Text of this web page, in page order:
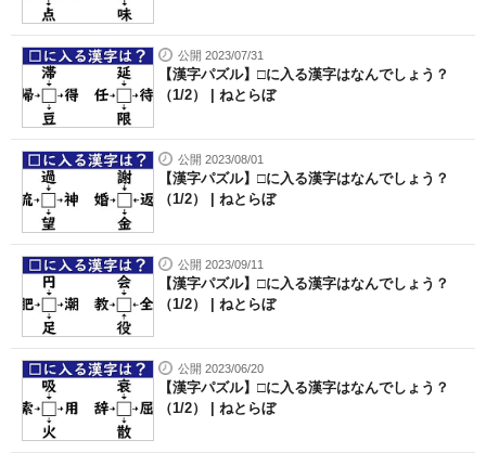
公開 2023/07/31
【漢字パズル】□に入る漢字はなんでしょう？
（1/2） | ねとらぼ
公開 2023/08/01
【漢字パズル】□に入る漢字はなんでしょう？
（1/2） | ねとらぼ
公開 2023/09/11
【漢字パズル】□に入る漢字はなんでしょう？
（1/2） | ねとらぼ
公開 2023/06/20
【漢字パズル】□に入る漢字はなんでしょう？
（1/2） | ねとらぼ